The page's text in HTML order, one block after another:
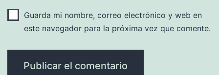
Guarda mi nombre, correo electrónico y web en
este navegador para la próxima vez que comente.